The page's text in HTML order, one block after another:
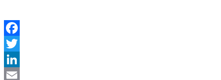
Facebook
Twitter
LinkedIn